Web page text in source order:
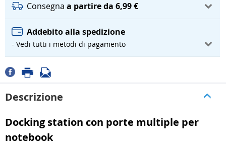
Consegna a partire da 6,99 €
Addebito alla spedizione
- Vedi tutti i metodi di pagamento
Descrizione
Docking station con porte multiple per
notebook